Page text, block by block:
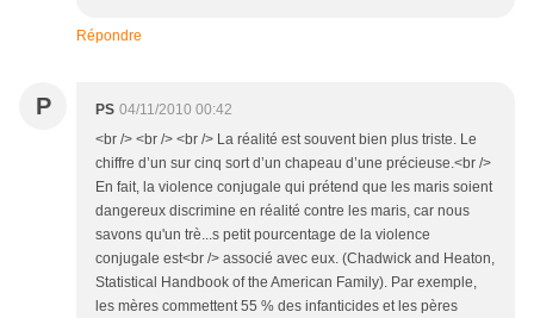
Répondre
P PS 04/11/2010 00:42
<br /> <br /> <br /> La réalité est souvent bien plus triste. Le
chiffre d’un sur cinq sort d’un chapeau d’une précieuse.<br />
En fait, la violence conjugale qui prétend que les maris soient
dangereux discrimine en réalité contre les maris, car nous
savons qu'un trè...s petit pourcentage de la violence
conjugale est<br /> associé avec eux. (Chadwick and Heaton,
Statistical Handbook of the American Family). Par exemple,
les mères commettent 55 % des infanticides et les pères